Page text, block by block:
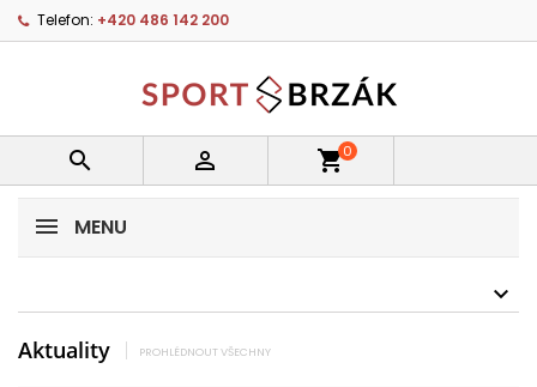
Telefon: +420 486 142 200
  shopping_cart0
MENU
Aktuality PROHLÉDNOUT VŠECHNY